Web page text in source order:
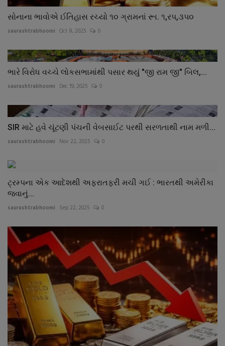
સોનાના ભાવોએ ઈતિહાસ રચ્યો ૧૦ ગ્રામનાં રૂા. ૧,રપ,૩પ૦
saurashtrabhoomi Oct 8, 2025 0
ભારે વિરોધ વચ્ચે લોકસભામાંથી પસાર થયું "જી રામ જી" બિલ,...
saurashtrabhoomi Dec 19, 2025 0
SIR માટે હવે ચૂંટણી પંચની વેબસાઈટ પરથી સરળતાથી નામ મળી...
saurashtrabhoomi Nov 22, 2025 0
ટ્રમ્પના એક આદેશથી અફરાતફરી મચી ગઈ : ભારતથી અમેરીકા
જવાનું...
saurashtrabhoomi Sep 22, 2025 0